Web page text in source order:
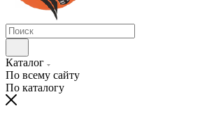
Каталог
По всему сайту
По каталогу